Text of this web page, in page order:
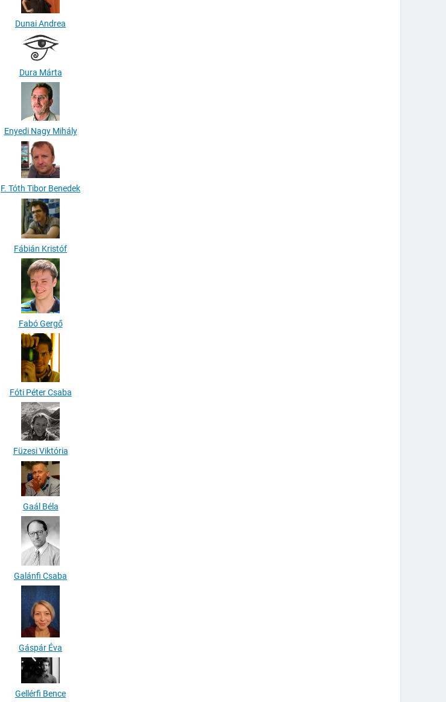
Dunai Andrea
Dura Márta
Enyedi Nagy Mihály
F. Tóth Tibor Benedek
Fábián Kristóf
Fabó Gergő
Fóti Péter Csaba
Füzesi Viktória
Gaál Béla
Galánfi Csaba
Gáspár Éva
Gellérfi Bence